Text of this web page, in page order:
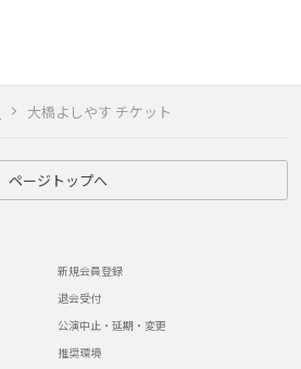
大橋よしやす チケット
ページトップへ
新規会員登録
退会受付
公演中止・延期・変更
推奨環境